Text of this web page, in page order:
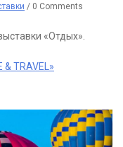
/ 0 Comments
«Отдых».
& TRAVEL»